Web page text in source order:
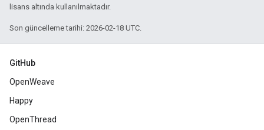
lisans altında kullanılmaktadır.
Son güncelleme tarihi: 2026-02-18 UTC.
GitHub
OpenWeave
Happy
OpenThread